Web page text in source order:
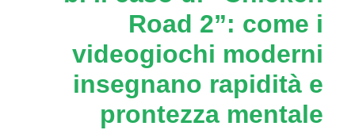
Road 2”: come i
videogiochi moderni
insegnano rapidità e
prontezza mentale